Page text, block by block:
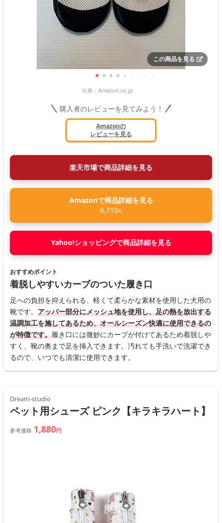
この商品を見る
出典： Amazon.co.jp
購入者のレビューを見てみよう！
Amazonの
レビューを見る
楽天市場で商品詳細を見る
Amazonで商品詳細を見る
6,710円
Yahoo!ショッピングで商品詳細を見る
おすすめポイント
着脱しやすいカーブのついた履き口
足への負担を抑えられる、軽くて柔らかな素材を使用した犬用の
靴です。 アッパー部分にメッシュ地を使用し、足の熱を放出する
温調加工を施してあるため、オールシーズン快適に使用できるの
が特徴です。履き口には微妙にカーブが付けてあるため着脱しや
すく、靴の奥まで足を挿入できます。汚れても手洗いで洗濯でき
るので、いつでも清潔に使用できます。
Dream-studio
ペット用シューズ ピンク【キラキラハート】
参考価格 1,880円